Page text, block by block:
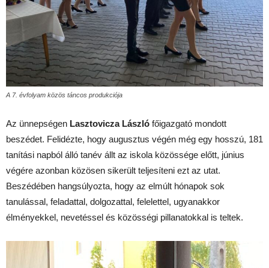
A 7. évfolyam közös táncos produkciója
Az ünnepségen Lasztovicza László főigazgató mondott
beszédet. Felidézte, hogy augusztus végén még egy hosszú, 181
tanítási napból álló tanév állt az iskola közössége előtt, június
végére azonban közösen sikerült teljesíteni ezt az utat.
Beszédében hangsúlyozta, hogy az elmúlt hónapok sok
tanulással, feladattal, dolgozattal, felelettel, ugyanakkor
élményekkel, nevetéssel és közösségi pillanatokkal is teltek.